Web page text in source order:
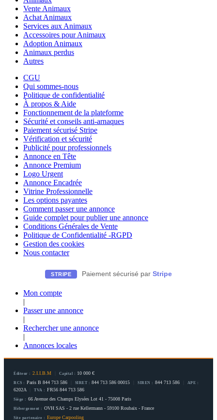
Vente Animaux
Achat Animaux
Services aux Animaux
Accessoires pour Animaux
Adoption Animaux
Animaux perdus
Autres
CGU
Qui sommes-nous
Politique de confidentialité
À propos & Aide
Fonctionnement de la plateforme
Sécurité et conseils anti-arnaques
Paiement sécurisé Stripe
Vérification et sécurité
Publicité pour professionnels
Annonce en Tête
Annonce Premium
Logo Urgent
Annonce Encadrée
Vitrine Professionnelle
Les options payantes
Comment passer une annonce
Guide complet pour publier une annonce
Conditions Générales de Vente
Politique de Confidentialité -RGPD
Gestion des cookies
Nous contacter
STRIPE Paiement sécurisé par Stripe
Mon compte
|
Passer une annonce
|
Rechercher une annonce
|
Annonces locales
Éditeur : 2.I.I.B.M Capital : 10 000 €
RCS : Paris B 844 713 586 SIRET : 844 713 586 00015 SIREN : 844 713 586 APE :
6202A TVA : FR56 844 713 586
Siège : 66 Avenue des Champs Elysées Lot 41 - 75008 Paris
Hébergement : OVH SAS - 2 rue Kellermann - 59100 Roubaix - France
Site partenaire : Europe Carpooling